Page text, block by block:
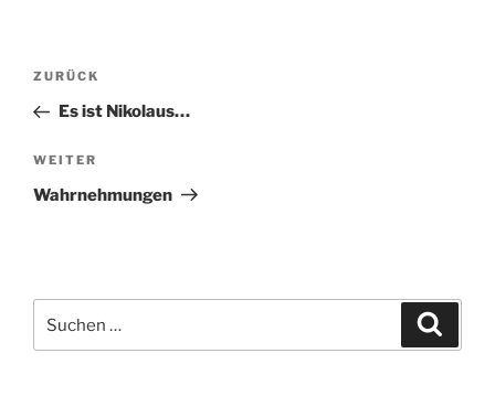
Beitragsnavigation
Vorheriger
Beitrag
ZURÜCK
Es ist Nikolaus…
Nächster
Beitrag
WEITER
Wahrnehmungen
nach: